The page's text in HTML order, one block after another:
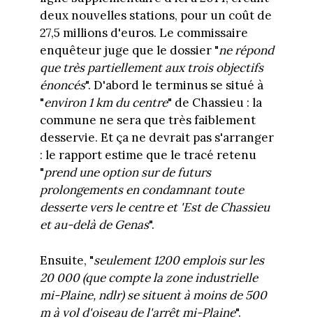
deux nouvelles stations, pour un coût de
27,5 millions d'euros. Le commissaire
enquêteur juge que le dossier "ne répond
que très partiellement aux trois objectifs
énoncés". D'abord le terminus se situé à
"environ 1 km du centre" de Chassieu : la
commune ne sera que très faiblement
desservie. Et ça ne devrait pas s'arranger
: le rapport estime que le tracé retenu
"prend une option sur de futurs
prolongements en condamnant toute
desserte vers le centre et 'Est de Chassieu
et au-delà de Genas".
Ensuite, "seulement 1200 emplois sur les
20 000 (que compte la zone industrielle
mi-Plaine, ndlr) se situent à moins de 500
m à vol d'oiseau de l'arrêt mi-Plaine".